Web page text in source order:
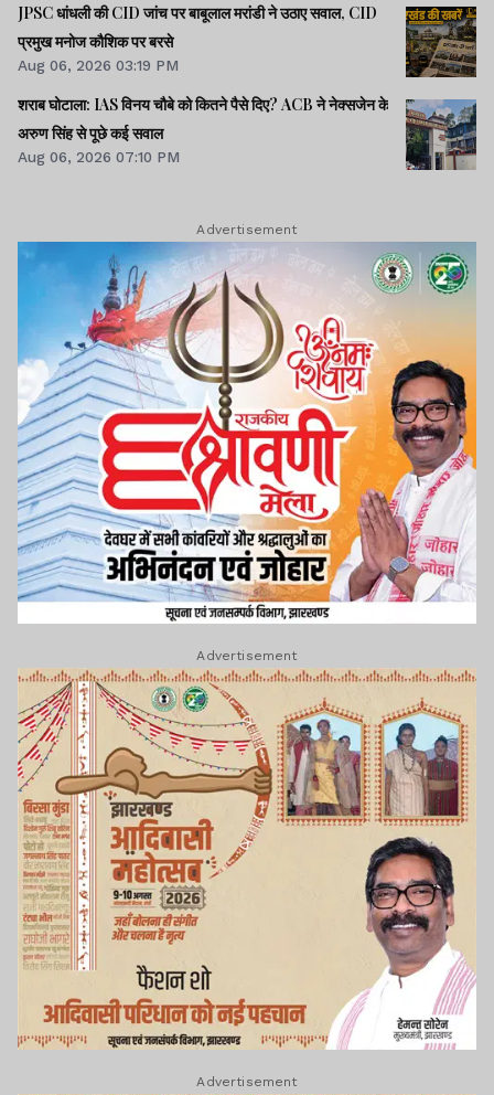
JPSC धांधली की CID जांच पर बाबूलाल मरांडी ने उठाए सवाल, CID
प्रमुख मनोज कौशिक पर बरसे
Aug 06, 2026 03:19 PM
शराब घोटाला: IAS विनय चौबे को कितने पैसे दिए? ACB ने नेक्सजेन के
अरुण सिंह से पूछे कई सवाल
Aug 06, 2026 07:10 PM
Advertisement
Advertisement
Advertisement